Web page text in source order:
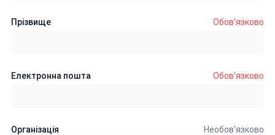
Прізвище Обов'язково
Електронна пошта Обов'язково
Організація Необов'язково